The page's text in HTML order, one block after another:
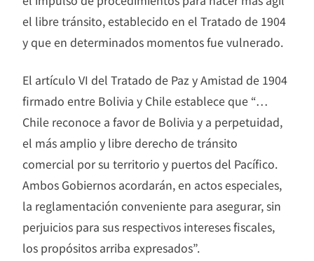
el libre tránsito, establecido en el Tratado de 1904
y que en determinados momentos fue vulnerado.
El artículo VI del Tratado de Paz y Amistad de 1904
firmado entre Bolivia y Chile establece que “…
Chile reconoce a favor de Bolivia y a perpetuidad,
el más amplio y libre derecho de tránsito
comercial por su territorio y puertos del Pacífico.
Ambos Gobiernos acordarán, en actos especiales,
la reglamentación conveniente para asegurar, sin
perjuicios para sus respectivos intereses fiscales,
los propósitos arriba expresados”.